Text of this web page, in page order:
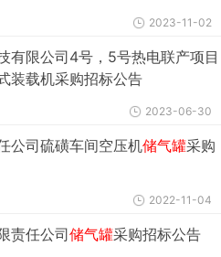
2023-11-02
有限公司4号，5号热电联产项目
装载机采购招标公告
2023-06-30
公司硫磺车间空压机储气罐采购
2022-11-04
责任公司储气罐采购招标公告